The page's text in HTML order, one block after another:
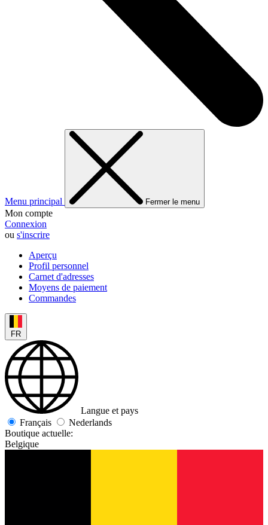
Menu principal Fermer le menu
Mon compte
Connexion
ou s'inscrire
Aperçu
Profil personnel
Carnet d'adresses
Moyens de paiement
Commandes
FR
Langue et pays
Français
Nederlands
Boutique actuelle:
Belgique